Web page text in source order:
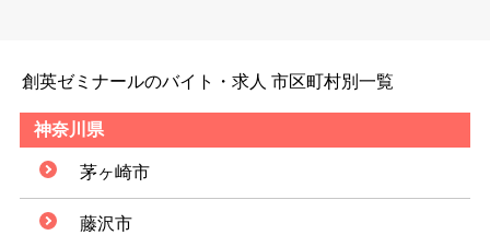
創英ゼミナールのバイト・求人 市区町村別一覧
神奈川県
茅ヶ崎市
藤沢市